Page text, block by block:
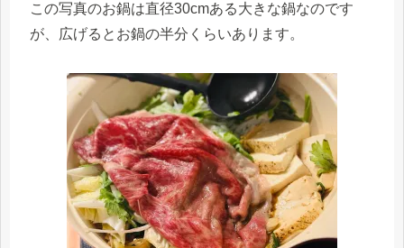
この写真のお鍋は直径30cmある大きな鍋なのです
が、広げるとお鍋の半分くらいあります。